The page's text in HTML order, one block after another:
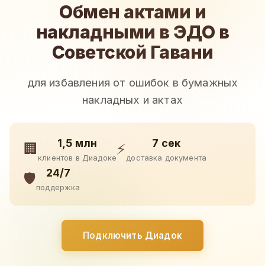
Обмен актами и
накладными в ЭДО в
Советской Гавани
для избавления от ошибок в бумажных
накладных и актах
🏢 1,5 млн
клиентов в Диадоке
⚡ 7 сек
доставка документа
🛡️ 24/7
поддержка
Подключить Диадок